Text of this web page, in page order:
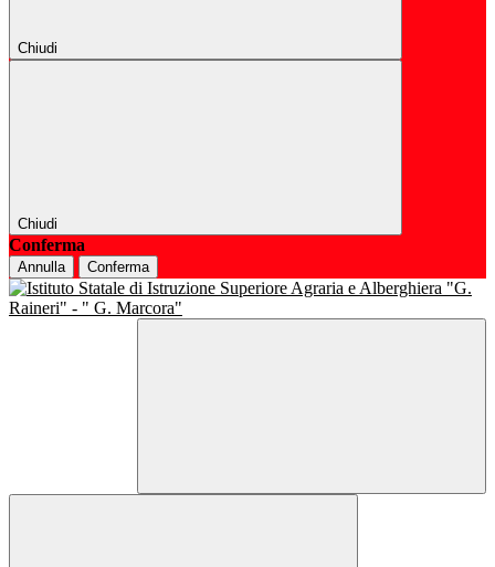
Chiudi
Chiudi
Conferma
Annulla Conferma